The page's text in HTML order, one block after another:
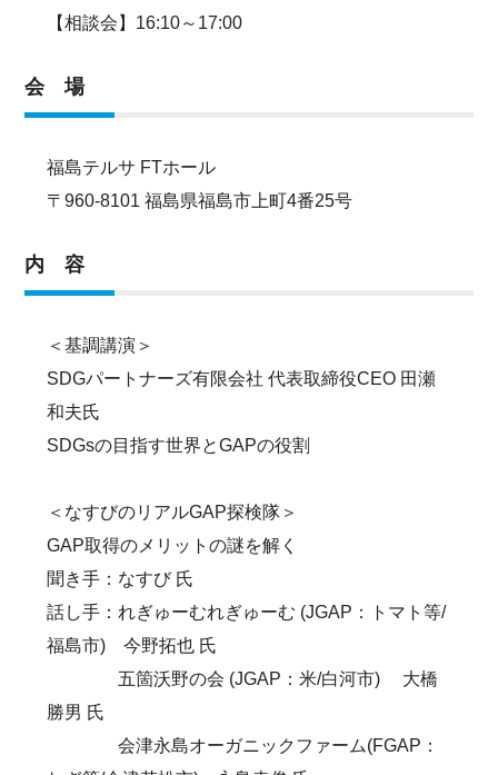
【相談会】16:10～17:00
会 場
福島テルサ FTホール
〒960-8101 福島県福島市上町4番25号
内 容
＜基調講演＞
SDGパートナーズ有限会社 代表取締役CEO 田瀬
和夫氏
SDGsの目指す世界とGAPの役割
＜なすびのリアルGAP探検隊＞
GAP取得のメリットの謎を解く
聞き手：なすび 氏
話し手：れぎゅーむれぎゅーむ (JGAP：トマト等/
福島市) 今野拓也 氏
五箇沃野の会 (JGAP：米/白河市) 大橋
勝男 氏
会津永島オーガニックファーム(FGAP：